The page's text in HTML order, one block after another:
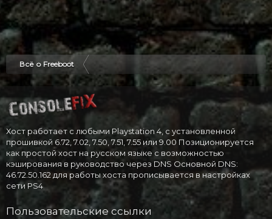
Всё о Freeboot
Хост работает с любыми Playstation 4, с установленной
прошивкой 6.72, 7.02, 7.50, 7.51, 7.55 или 9.00 Позиционируется
как простой хост на русском языке с возможностью
кэширования в руководство через DNS Основной DNS:
46.72.50.162 для работы хоста прописывается в настройках
сети PS4
Пользовательские ссылки